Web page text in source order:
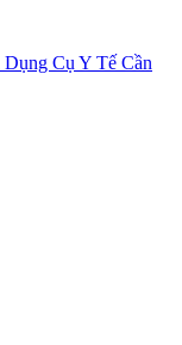
Dụng Cụ Y Tế Cần